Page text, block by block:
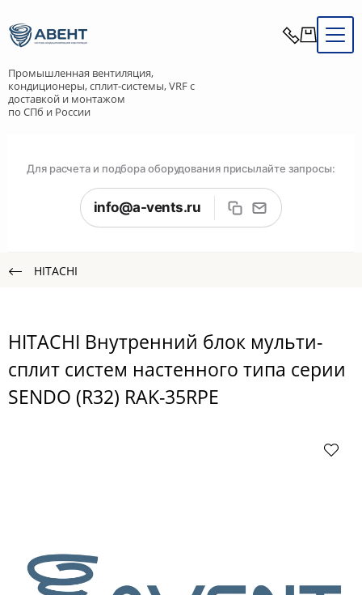
Промышленная вентиляция,
кондиционеры, сплит-системы, VRF с
доставкой и монтажом
по СПб и России
Для расчета и подбора оборудования присылайте запросы:
info@a-vents.ru
HITACHI
HITACHI Внутренний блок мульти-
сплит систем настенного типа серии
SENDO (R32) RAK-35RPE